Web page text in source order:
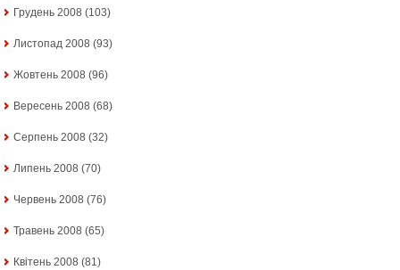
Грудень 2008 (103)
Листопад 2008 (93)
Жовтень 2008 (96)
Вересень 2008 (68)
Серпень 2008 (32)
Липень 2008 (70)
Червень 2008 (76)
Травень 2008 (65)
Квітень 2008 (81)